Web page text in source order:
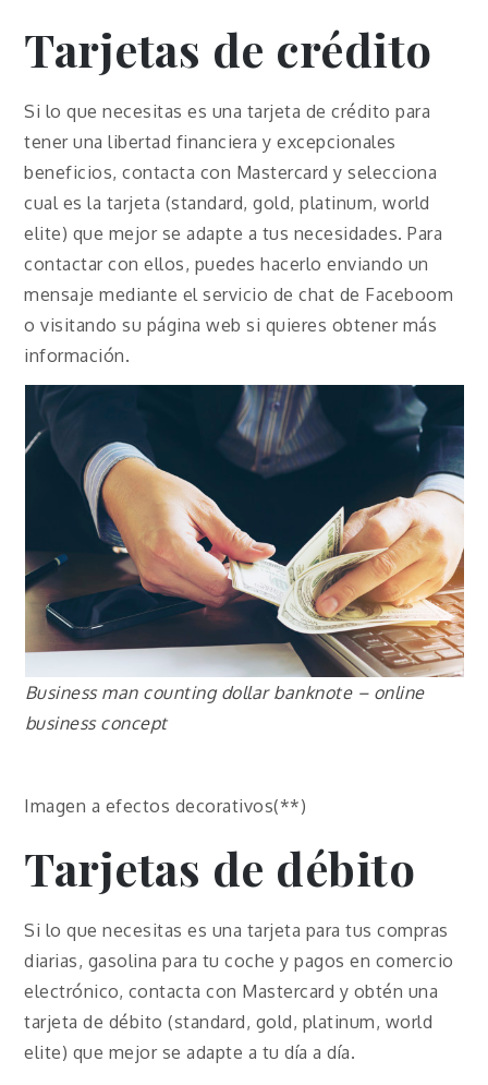
Tarjetas de crédito
Si lo que necesitas es una tarjeta de crédito para
tener una libertad financiera y excepcionales
beneficios, contacta con Mastercard y selecciona
cual es la tarjeta (standard, gold, platinum, world
elite) que mejor se adapte a tus necesidades. Para
contactar con ellos, puedes hacerlo enviando un
mensaje mediante el servicio de chat de Faceboom
o visitando su página web si quieres obtener más
información.
Business man counting dollar banknote – online
business concept
Imagen a efectos decorativos(**)
Tarjetas de débito
Si lo que necesitas es una tarjeta para tus compras
diarias, gasolina para tu coche y pagos en comercio
electrónico, contacta con Mastercard y obtén una
tarjeta de débito (standard, gold, platinum, world
elite) que mejor se adapte a tu día a día.